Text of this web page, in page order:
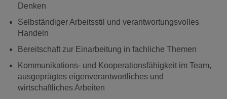
Denken
Selbständiger Arbeitsstil und verantwortungsvolles
Handeln
Bereitschaft zur Einarbeitung in fachliche Themen
Kommunikations- und Kooperationsfähigkeit im Team,
ausgeprägtes eigenverantwortliches und
wirtschaftliches Arbeiten